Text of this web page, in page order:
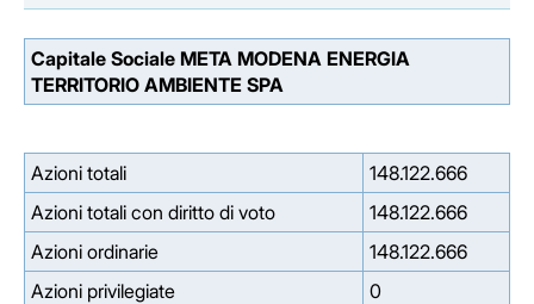
Capitale Sociale META MODENA ENERGIA
TERRITORIO AMBIENTE SPA
Azioni totali
148.122.666
Azioni totali con diritto di voto
148.122.666
Azioni ordinarie
148.122.666
Azioni privilegiate
0